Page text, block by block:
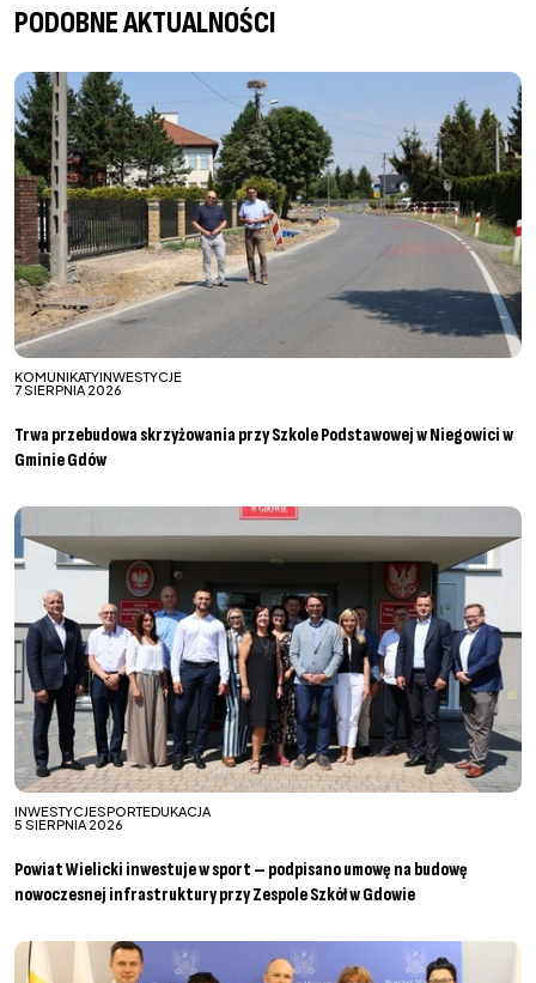
PODOBNE AKTUALNOŚCI
KOMUNIKATYINWESTYCJE
7 SIERPNIA 2026
Trwa przebudowa skrzyżowania przy Szkole Podstawowej w Niegowici w
Gminie Gdów
INWESTYCJESPORTEDUKACJA
5 SIERPNIA 2026
Powiat Wielicki inwestuje w sport – podpisano umowę na budowę
nowoczesnej infrastruktury przy Zespole Szkół w Gdowie